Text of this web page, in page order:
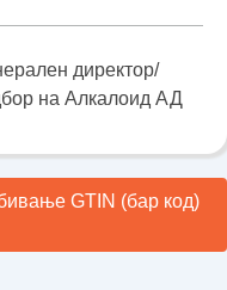
директор/
на Алкалоид АД
GTIN (бар код)